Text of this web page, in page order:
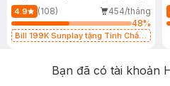
4.9 (108)
454/tháng
48%
Bill 199K Sunplay tặng Tinh Chất
Bạn đã có tài khoản